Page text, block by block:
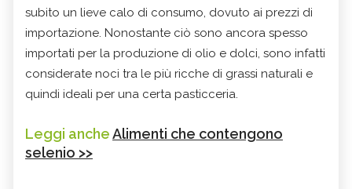
subito un lieve calo di consumo, dovuto ai prezzi di
importazione. Nonostante ciò sono ancora spesso
importati per la produzione di olio e dolci, sono infatti
considerate noci tra le più ricche di grassi naturali e
quindi ideali per una certa pasticceria.
Leggi ancheAlimenti che contengono
selenio >>